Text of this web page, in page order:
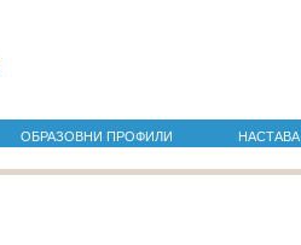
ОБРАЗОВНИ ПРОФИЛИ НАСТАВА